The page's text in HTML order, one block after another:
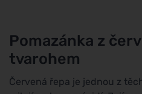
Pomazánka z
tvarohem
Červená řepa je jednou z